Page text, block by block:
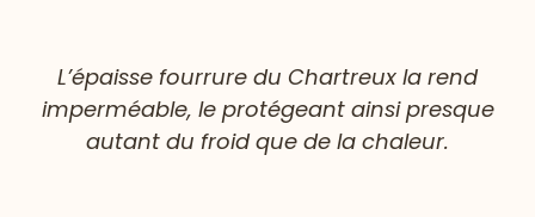
L’épaisse fourrure du Chartreux la rend
imperméable, le protégeant ainsi presque
autant du froid que de la chaleur.